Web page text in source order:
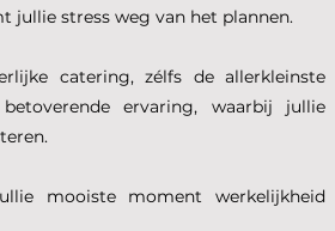
jullie stress weg van het plannen.
catering, zélfs de allerkleinste
ervaring, waarbij jullie
mooiste moment werkelijkheid